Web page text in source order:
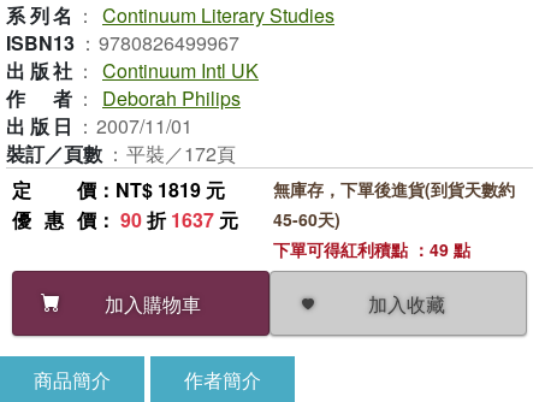
系列名 ： Continuum Literary Studies
ISBN13 ： 9780826499967
出版社 ： Continuum Intl UK
作者 ：
Deborah Philips
出版日 ： 2007/11/01
裝訂／頁數 ： 平裝／172頁
定價 ：NT$ 1819 元
優惠價 ： 90折1637 元
加入購物車 加入收藏
無庫存，下單後進貨(到貨天數約
45-60天)
下單可得紅利積點 ：49 點
商品簡介 作者簡介